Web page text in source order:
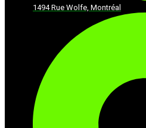
1494 Rue Wolfe, Montréal